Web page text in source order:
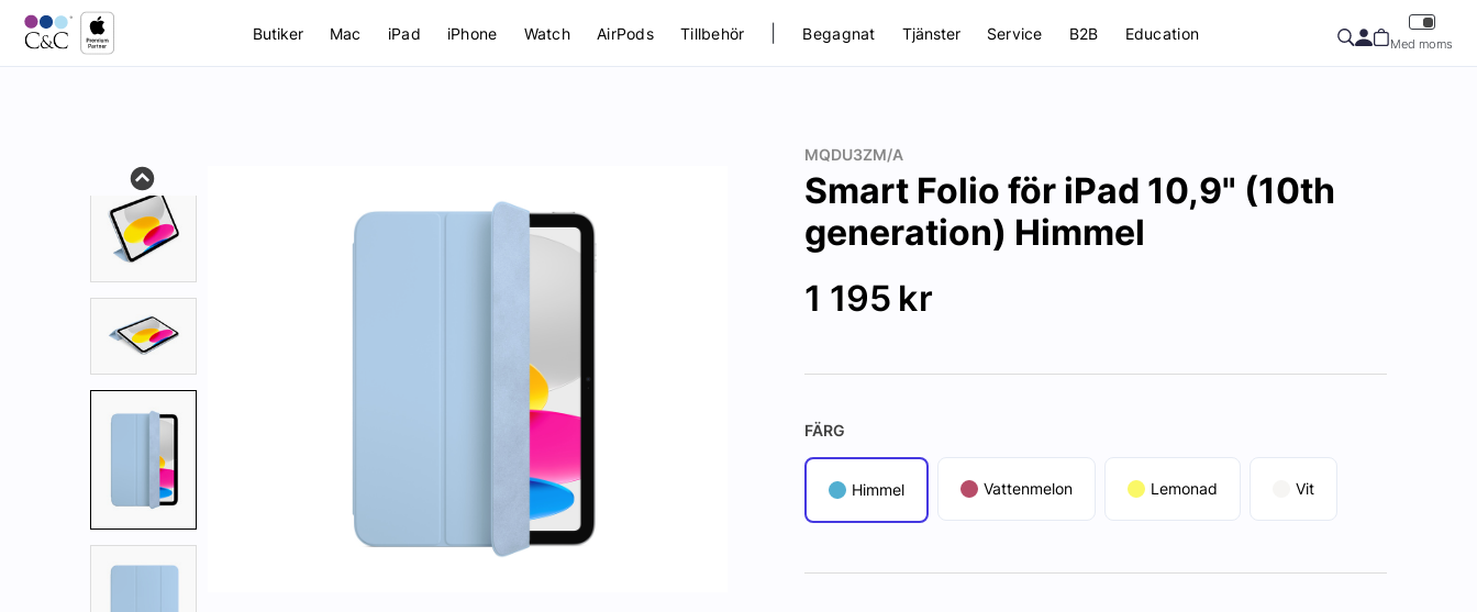
Butiker Mac iPad iPhone Watch AirPods Tillbehör Begagnat Tjänster Service B2B Education
Med moms
MQDU3ZM/A
Smart Folio för iPad 10,9" (10th
generation) Himmel
1 195 kr
FÄRG
Himmel Vattenmelon Lemonad Vit